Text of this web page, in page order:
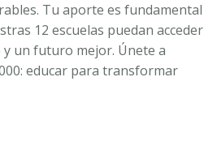
Tu aporte es fundamental
12 escuelas puedan acceder
un futuro mejor. Únete a
educar para transformar